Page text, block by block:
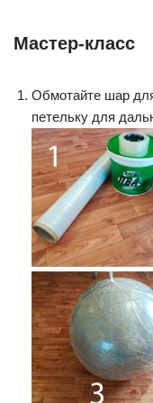
Мастер-класс
Обмотайте шар
петельку для